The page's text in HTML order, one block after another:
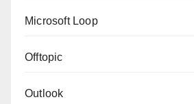
Microsoft Loop
Offtopic
Outlook